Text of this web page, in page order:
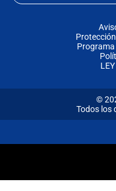
Programa
©
Todos los